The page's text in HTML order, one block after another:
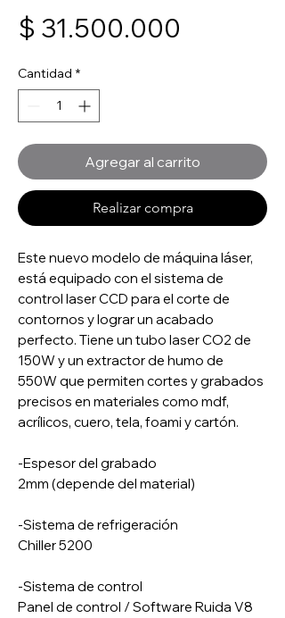
$ 31.500.000
Cantidad *
Agregar al carrito
Realizar compra
Este nuevo modelo de máquina láser,
está equipado con el sistema de
control laser CCD para el corte de
contornos y lograr un acabado
perfecto. Tiene un tubo laser CO2 de
150W y un extractor de humo de
550W que permiten cortes y grabados
precisos en materiales como mdf,
acrílicos, cuero, tela, foami y cartón.
-Espesor del grabado
2mm (depende del material)
-Sistema de refrigeración
Chiller 5200
-Sistema de control
Panel de control / Software Ruida V8